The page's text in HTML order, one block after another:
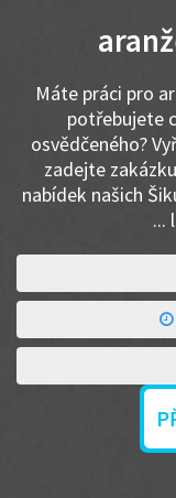
Máte práci pro
potřebujete
osvědčeného?
zadejte
nabídek našich
...